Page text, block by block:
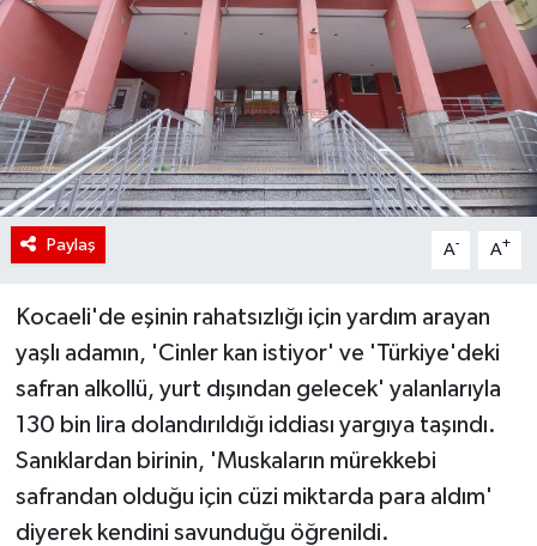
Paylaş A- A+
Kocaeli'de eşinin rahatsızlığı için yardım arayan
yaşlı adamın, 'Cinler kan istiyor' ve 'Türkiye'deki
safran alkollü, yurt dışından gelecek' yalanlarıyla
130 bin lira dolandırıldığı iddiası yargıya taşındı.
Sanıklardan birinin, 'Muskaların mürekkebi
safrandan olduğu için cüzi miktarda para aldım'
diyerek kendini savunduğu öğrenildi.